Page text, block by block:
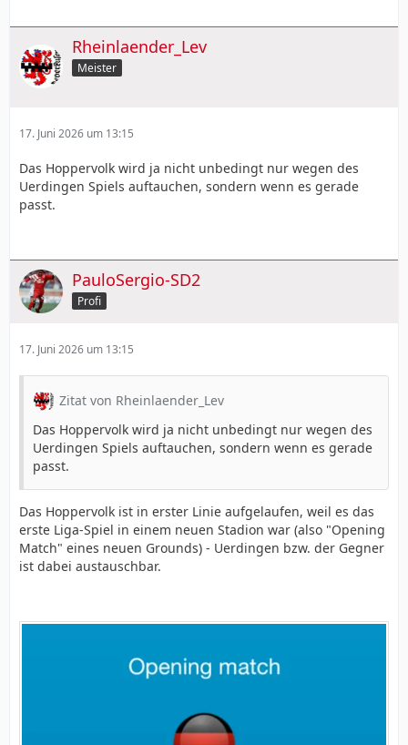
Rheinlaender_Lev
Meister
17. Juni 2026 um 13:15
Das Hoppervolk wird ja nicht unbedingt nur wegen des
Uerdingen Spiels auftauchen, sondern wenn es gerade
passt.
PauloSergio-SD2
Profi
17. Juni 2026 um 13:15
Zitat von Rheinlaender_Lev
Das Hoppervolk wird ja nicht unbedingt nur wegen des
Uerdingen Spiels auftauchen, sondern wenn es gerade
passt.
Das Hoppervolk ist in erster Linie aufgelaufen, weil es das
erste Liga-Spiel in einem neuen Stadion war (also "Opening
Match" eines neuen Grounds) - Uerdingen bzw. der Gegner
ist dabei austauschbar.